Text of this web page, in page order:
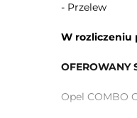
- Przelew
W rozliczeniu
OFEROWANY
Opel COMBO